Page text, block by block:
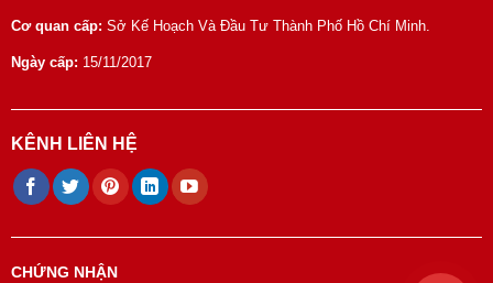
Cơ quan cấp: Sở Kế Hoạch Và Đầu Tư Thành Phố Hồ Chí Minh.
Ngày cấp: 15/11/2017
KÊNH LIÊN HỆ
CHỨNG NHẬN